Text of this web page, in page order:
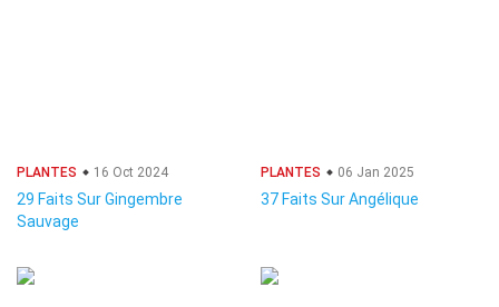
PLANTES 16 Oct 2024
29 Faits Sur Gingembre
Sauvage
PLANTES 06 Jan 2025
37 Faits Sur Angélique